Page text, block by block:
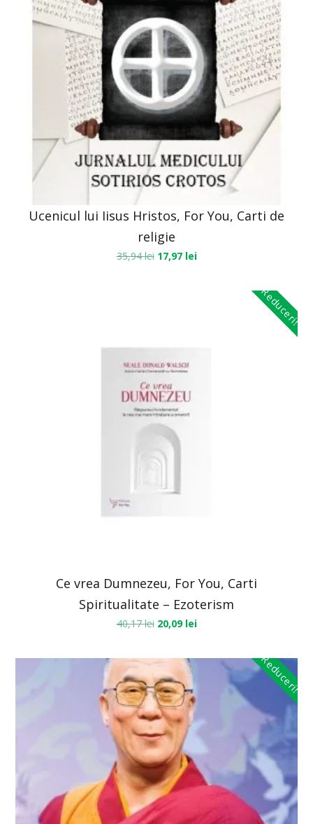
Ucenicul lui Iisus Hristos, For You, Carti de
religie
35,94lei 17,97 lei
Reduceri!
Ce vrea Dumnezeu, For You, Carti
Spiritualitate – Ezoterism
40,17lei 20,09 lei
Reduceri!